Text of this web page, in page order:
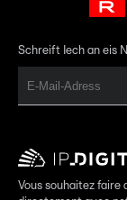
Schreift Iech an eis
Vous souhaitez faire